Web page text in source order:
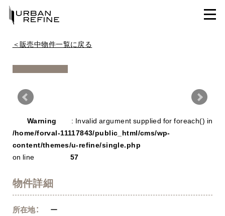
＜販売中物件一覧に戻る
Warning
: Invalid argument supplied for foreach() in
/home/forval-11117843/public_html/cms/wp-
content/themes/u-refine/single.php
on line
57
物件詳細
所在地： ー